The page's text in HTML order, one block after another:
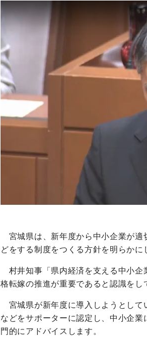
宮城県は、新年度から中小企業が適
どをする制度をつくる方針を明らかに
村井知事「県内経済を支える中小企
格転嫁の推進が重要であると認識をし
宮城県が新年度に導入しようとして
などをサポーターに認定し、中小企
門的にアドバイスします。